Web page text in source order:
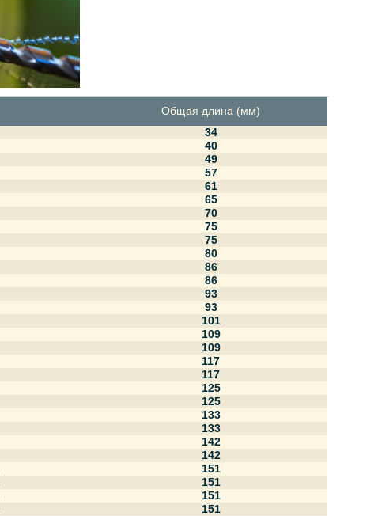
Общая длина (мм)
34
40
49
57
61
65
70
75
75
80
86
86
93
93
101
109
109
117
117
125
125
133
133
142
142
151
151
151
151